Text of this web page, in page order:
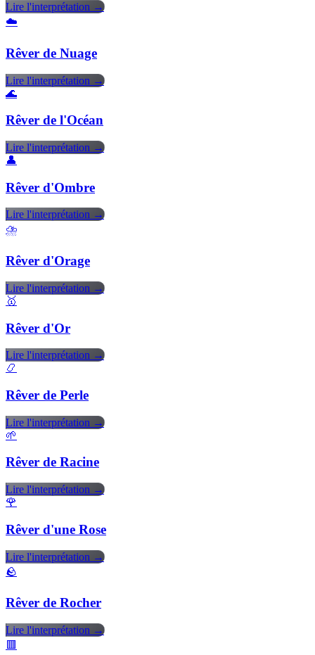
Lire l'interprétation →
☁️
Rêver de Nuage
Lire l'interprétation →
🌊
Rêver de l'Océan
Lire l'interprétation →
👤
Rêver d'Ombre
Lire l'interprétation →
⛈️
Rêver d'Orage
Lire l'interprétation →
🥇
Rêver d'Or
Lire l'interprétation →
📿
Rêver de Perle
Lire l'interprétation →
🌱
Rêver de Racine
Lire l'interprétation →
🌹
Rêver d'une Rose
Lire l'interprétation →
🪨
Rêver de Rocher
Lire l'interprétation →
🟥